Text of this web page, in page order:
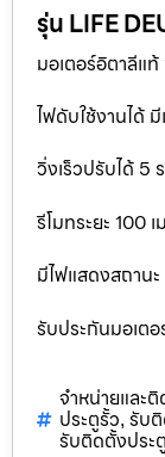
รุ่น LIFE
มอเตอร์อิตาลีแ
ไฟดับใช้งานได้
วิ่งเร็วปรับได้ 5
รีโมทระยะ 100 เ
มีไฟแสดงสถานะ
รับประกันมอเต
จำหน่ายและ
ประตูรั้ว, รับ
รับติดตั้งประ